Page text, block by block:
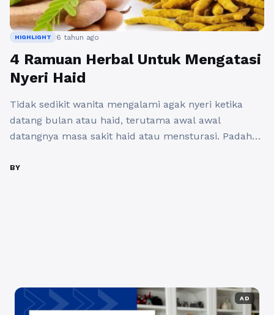
HIGHLIGHT 6 tahun ago
4 Ramuan Herbal Untuk Mengatasi
Nyeri Haid
Tidak sedikit wanita mengalami agak nyeri ketika
datang bulan atau haid, terutama awal awal
datangnya masa sakit haid atau mensturasi. Padahal
atau mungkin belum banyak seperti sekarang. Saat
BY
AD